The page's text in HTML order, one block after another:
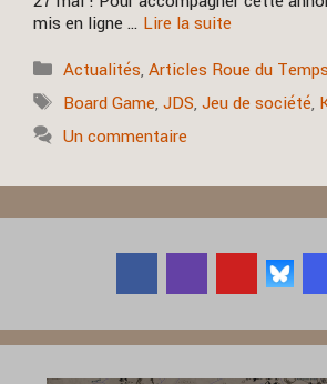
mis en ligne … Lire la suite
Catégories
Actualités,Articles Roue du
Étiquettes
Board Game,JDS,Jeu de société,
Un commentaire